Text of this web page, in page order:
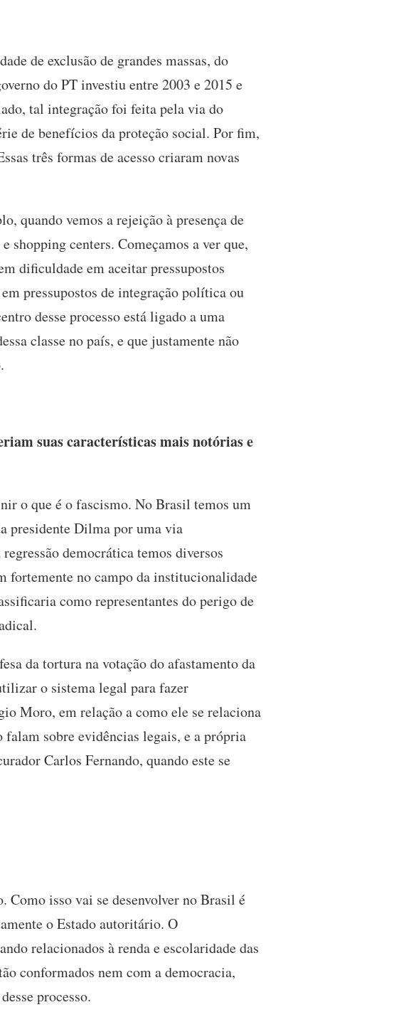
de exclusão de grandes massas, do
do PT investiu entre 2003 e 2015 e
tal integração foi feita pela via do
de benefícios da proteção social. Por fim,
três formas de acesso criaram novas
quando vemos a rejeição à presença de
shopping centers. Começamos a ver que,
dificuldade em aceitar pressupostos
pressupostos de integração política ou
desse processo está ligado a uma
classe no país, e que justamente não
suas características mais notórias e
o que é o fascismo. No Brasil temos um
presidente Dilma por uma via
democrática temos diversos
fortemente no campo da institucionalidade
como representantes do perigo de
da tortura na votação do afastamento da
o sistema legal para fazer
Moro, em relação a como ele se relaciona
falam sobre evidências legais, e a própria
Carlos Fernando, quando este se
isso vai se desenvolver no Brasil é
o Estado autoritário. O
relacionados à renda e escolaridade das
conformados nem com a democracia,
processo.